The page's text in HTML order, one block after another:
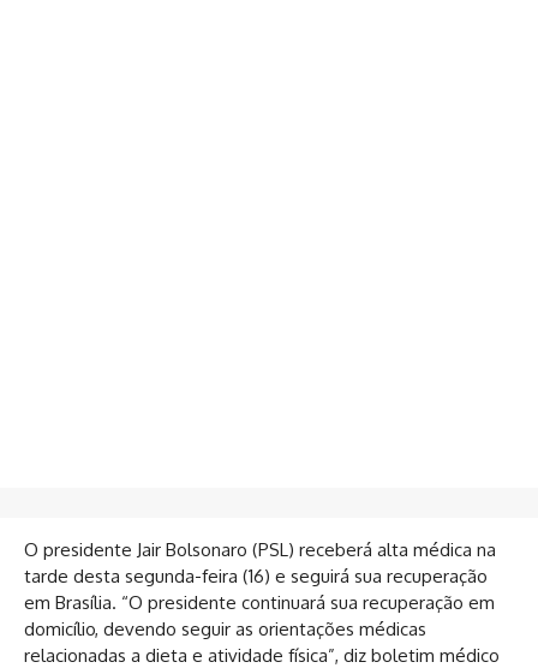
O presidente Jair Bolsonaro (PSL) receberá alta médica na
tarde desta segunda-feira (16) e seguirá sua recuperação
em Brasília. “O presidente continuará sua recuperação em
domicílio, devendo seguir as orientações médicas
relacionadas a dieta e atividade física”, diz boletim médico